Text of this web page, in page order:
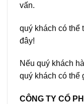
vấn.
quý khách có thể
đây!
Nếu quý khách
quý khách có thể
CÔNG TY CỔ